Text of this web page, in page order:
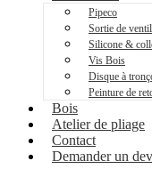
Pipeco
Sortie de
Silicone &
Vis Bois
Disque à
Peinture de
Bois
Atelier de pliage
Contact
Demander un